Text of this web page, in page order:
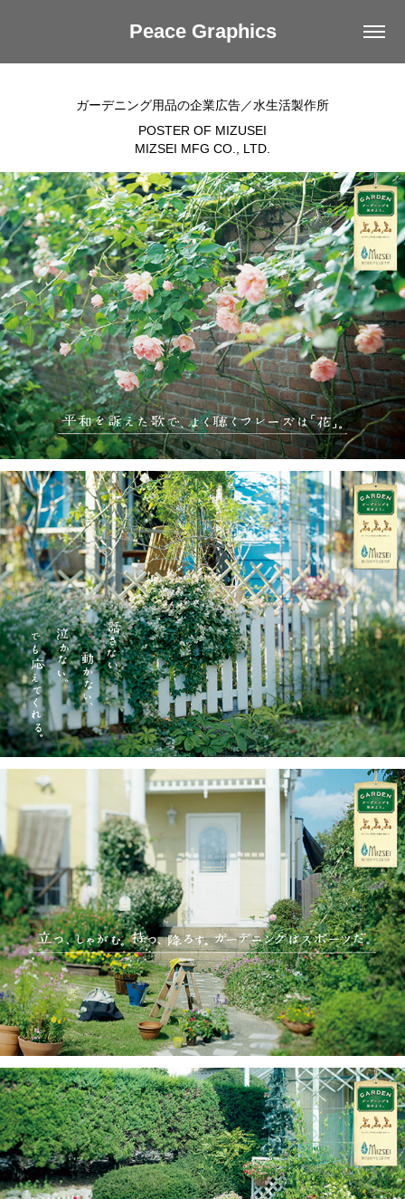
Peace Graphics
ガーデニング用品の企業広告／水生活製作所
POSTER OF MIZUSEI
MIZSEI MFG CO., LTD.